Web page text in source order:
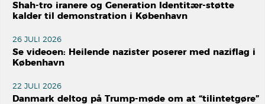
Shah-tro iranere og Generation Identitær-støtte
kalder til demonstration i København
26 JULI 2026
Se videoen: Heilende nazister poserer med naziflag i
København
22 JULI 2026
Danmark deltog på Trump-møde om at “tilintetgøre”